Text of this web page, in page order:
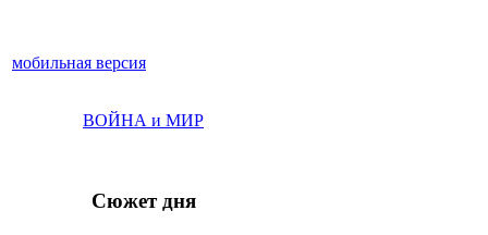
мобильная версия
ВОЙНА и МИР
Сюжет дня